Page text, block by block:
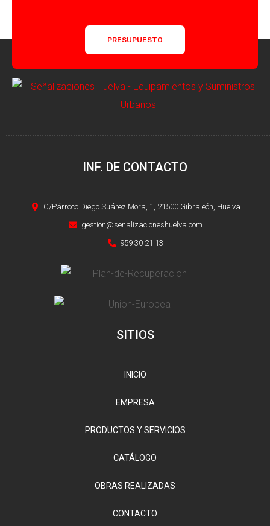
PRESUPUESTO
INF. DE CONTACTO
C/Párroco Diego Suárez Mora, 1, 21500 Gibraleón, Huelva
gestion@senalizacioneshuelva.com
959 30 21 13
SITIOS
INICIO
EMPRESA
PRODUCTOS Y SERVICIOS
CATÁLOGO
OBRAS REALIZADAS
CONTACTO